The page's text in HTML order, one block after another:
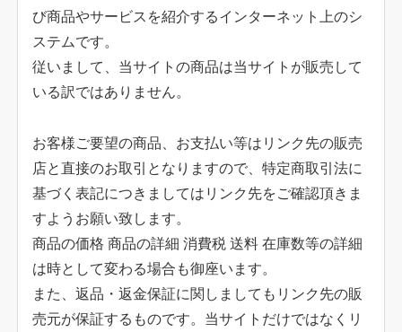
び商品やサービスを紹介するインターネット上のシ
ステムです。
従いまして、当サイトの商品は当サイトが販売して
いる訳ではありません。
お客様ご要望の商品、お支払い等はリンク先の販売
店と直接のお取引となりますので、特定商取引法に
基づく表記につきましてはリンク先をご確認頂きま
すようお願い致します。
商品の価格 商品の詳細 消費税 送料 在庫数等の詳細
は時として変わる場合も御座います。
また、返品・返金保証に関しましてもリンク先の販
売元が保証するものです。当サイトだけではなくリ